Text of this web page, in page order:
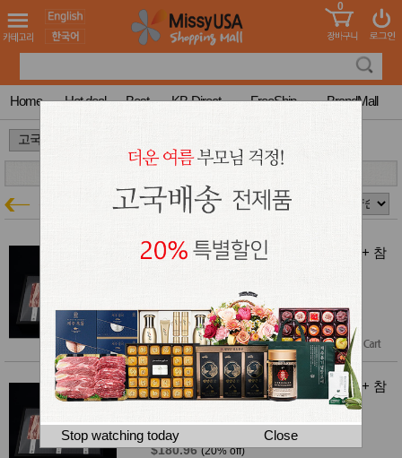
도 어린이
청소년
컬러링
북
한국학
습지
미국학
고
국 송
꽃배송
건 홍삼전
드
건강보
조제품
기능성
건강식
Diet/여
성용품
스킨케
어
메이크
업
MissyShop
Login
0
Home Hot deal Best KB-Direct FreeShip BrandMall
Stop watching today Close
고국배송특가
[고국배송] 차롱(장인형) 오겹살 1kg + 참
$147.92(20% off)
Free Shipping
[고국배송] 차롱(차별형) 오겹살 1kg + 참
옥돔 3마리 + 참조기 8마리
$226.20
$180.96(20% off)